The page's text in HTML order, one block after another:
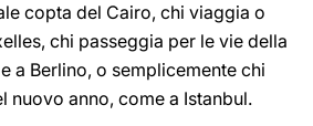
copta del Cairo, chi viaggia o
chi passeggia per le vie della
a Berlino, o semplicemente chi
nuovo anno, come a Istanbul.